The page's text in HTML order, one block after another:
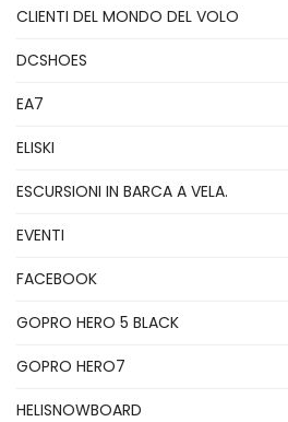
CLIENTI DEL MONDO DEL VOLO
DCSHOES
EA7
ELISKI
ESCURSIONI IN BARCA A VELA.
EVENTI
FACEBOOK
GOPRO HERO 5 BLACK
GOPRO HERO7
HELISNOWBOARD